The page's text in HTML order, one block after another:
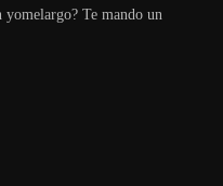
yomelargo? Te mando un